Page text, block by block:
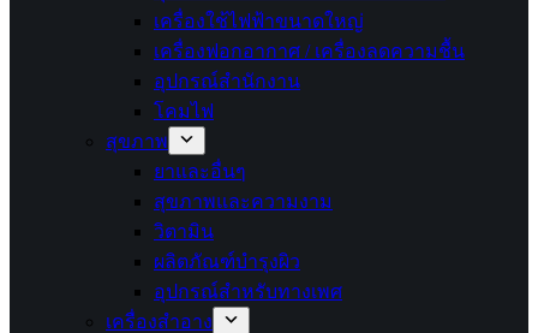
เครื่องใช้ไฟฟ้าขนาดใหญ่
เครื่องฟอกอากาศ / เครื่องลดความชื้น
อุปกรณ์สำนักงาน
โคมไฟ
สุขภาพ
ยาและอื่นๆ
สุขภาพและความงาม
วิตามิน
ผลิตภัณฑ์บำรุงผิว
อุปกรณ์สำหรับทางเพศ
เครื่องสำอาง